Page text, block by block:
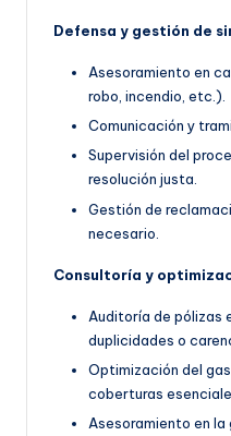
Defensa y gestión de
Asesoramiento en
robo, incendio, etc.).
Comunicación y
Supervisión del
resolución justa.
Gestión de
necesario.
Consultoría y
Auditoría de
duplicidades o
Optimización del
coberturas
Asesoramiento en